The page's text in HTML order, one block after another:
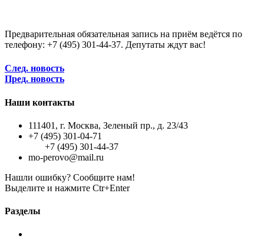
Предварительная обязательная запись на приём ведётся по
телефону: +7 (495) 301-44-37. Депутаты ждут вас!
След. новость
Пред. новость
Наши контакты
111401, г. Москва, Зеленый пр., д. 23/43
+7 (495) 301-04-71
+7 (495) 301-44-37
mo-perovo@mail.ru
Нашли ошибку? Сообщите нам!
Выделите и нажмите Ctr+Enter
Разделы